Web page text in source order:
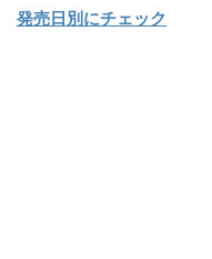
発売日別にチェック